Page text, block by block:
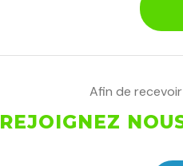
Afin de
REJOIGNEZ